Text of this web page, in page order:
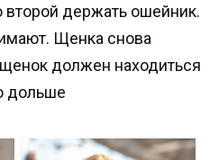
второй держать ошейник.
Щенка снова
должен находиться
дольше